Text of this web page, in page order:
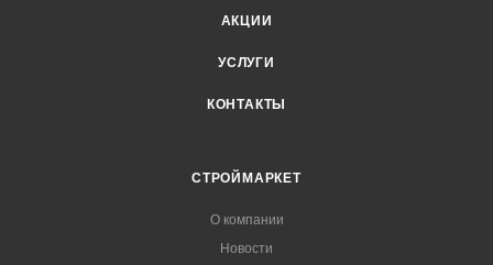
АКЦИИ
УСЛУГИ
КОНТАКТЫ
СТРОЙМАРКЕТ
О компании
Новости